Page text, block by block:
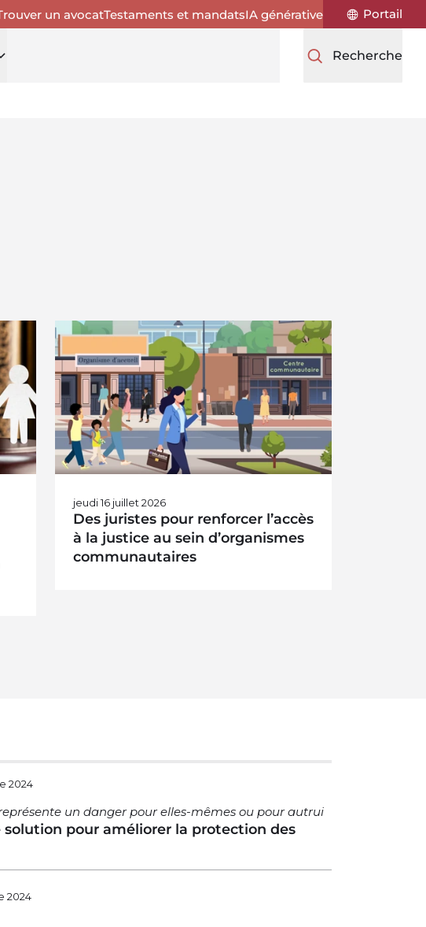
un avocatTestaments et mandatsIA générative Portail
Recherche
positions
jeudi 16 juillet 2026
Des juristes pour renforcer l’accès
à la justice au sein d’organismes
communautaires
2024
un danger pour elles-mêmes ou pour autrui
solution pour améliorer la protection des
2024